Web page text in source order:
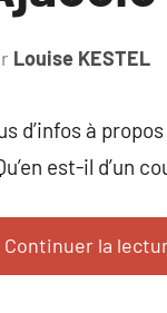
Louise KESTEL
d’infos à
est-il d’un
Continuer la